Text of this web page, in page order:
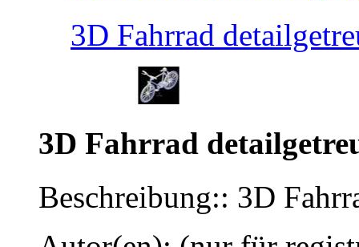
3D Fahrrad
3D Fahrrad
Beschreibung:: 3D